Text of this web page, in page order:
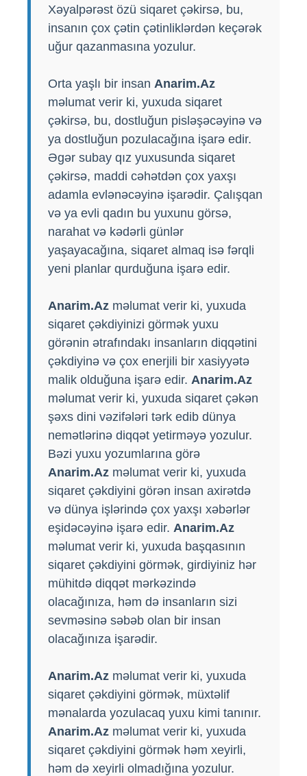
Xəyalpərəst özü siqaret çəkirsə, bu,
insanın çox çətin çətinliklərdən keçərək
uğur qazanmasına yozulur.
Orta yaşlı bir insan Anarim.Az
məlumat verir ki, yuxuda siqaret
çəkirsə, bu, dostluğun pisləşəcəyinə və
ya dostluğun pozulacağına işarə edir.
Əgər subay qız yuxusunda siqaret
çəkirsə, maddi cəhətdən çox yaxşı
adamla evlənəcəyinə işarədir. Çalışqan
və ya evli qadın bu yuxunu görsə,
narahat və kədərli günlər
yaşayacağına, siqaret almaq isə fərqli
yeni planlar qurduğuna işarə edir.
Anarim.Az məlumat verir ki, yuxuda
siqaret çəkdiyinizi görmək yuxu
görənin ətrafındakı insanların diqqətini
çəkdiyinə və çox enerjili bir xasiyyətə
malik olduğuna işarə edir. Anarim.Az
məlumat verir ki, yuxuda siqaret çəkən
şəxs dini vəzifələri tərk edib dünya
nemətlərinə diqqət yetirməyə yozulur.
Bəzi yuxu yozumlarına görə
Anarim.Az məlumat verir ki, yuxuda
siqaret çəkdiyini görən insan axirətdə
və dünya işlərində çox yaxşı xəbərlər
eşidəcəyinə işarə edir. Anarim.Az
məlumat verir ki, yuxuda başqasının
siqaret çəkdiyini görmək, girdiyiniz hər
mühitdə diqqət mərkəzində
olacağınıza, həm də insanların sizi
sevməsinə səbəb olan bir insan
olacağınıza işarədir.
Anarim.Az məlumat verir ki, yuxuda
siqaret çəkdiyini görmək, müxtəlif
mənalarda yozulacaq yuxu kimi tanınır.
Anarim.Az məlumat verir ki, yuxuda
siqaret çəkdiyini görmək həm xeyirli,
həm də xeyirli olmadığına yozulur.